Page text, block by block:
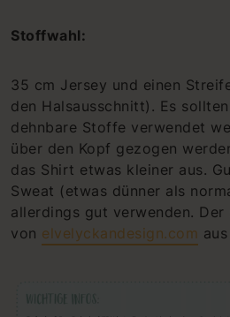
Stoffwahl:
35 cm Jersey und einen
den Halsausschnitt). Es
dehnbare Stoffe verwendet
über den Kopf gezogen
das Shirt etwas kleiner aus.
Sweat (etwas dünner als
allerdings gut verwenden. Der
von elvelyckandesign.com